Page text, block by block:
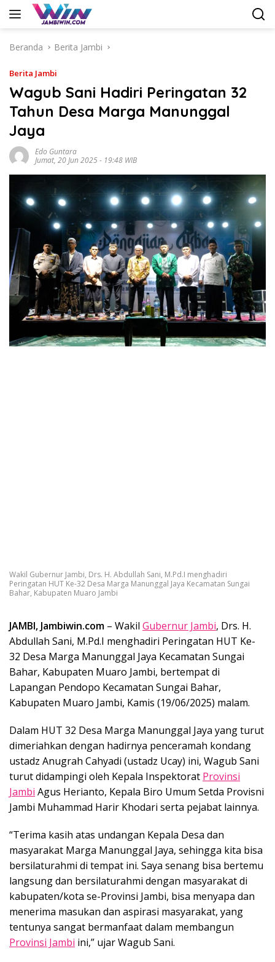
Langsung
Beranda
Berita Jambi
Berita Jambi
Wagub Sani Hadiri Peringatan 32
Tahun Desa Marga Manunggal
Jaya
Edo Guntara
Jumat, 20 Jun 2025 - 19:48 WIB
Wakil Gubernur Jambi, Drs. H. Abdullah Sani, M.Pd.I menghadiri
Peringatan HUT Ke-32 Desa Marga Manunggal Jaya Kecamatan Sungai
Bahar, Kabupaten Muaro Jambi
JAMBI, Jambiwin.com – Wakil Gubernur Jambi, Drs. H.
Abdullah Sani, M.Pd.I menghadiri Peringatan HUT Ke-
32 Desa Marga Manunggal Jaya Kecamatan Sungai
Bahar, Kabupaten Muaro Jambi, bertempat di
Lapangan Pendopo Kecamatan Sungai Bahar,
Kabupaten Muaro Jambi, Kamis (19/06/2025) malam.
Dalam HUT 32 Desa Marga Manunggal Jaya yang turut
dimeriahkan dengan hadirnya penceramah kondang
ustadz Anugrah Cahyadi (ustadz Ucay) ini, Wagub Sani
turut didampingi oleh Kepala Inspektorat Provinsi
Jambi Agus Herianto, Kepala Biro Umum Setda Provisni
Jambi Muhammad Harir Khodari serta pejabat lainnya.
“Terima kasih atas undangan Kepala Desa dan
masyarakat Marga Manunggal Jaya, sehingga kita bisa
bersilaturahmi di tempat ini. Saya senang bisa bertemu
langsung dan bersilaturahmi dengan masyarakat di
kabupaten/kota se-Provinsi Jambi, bisa menyapa dan
menerima masukan dan aspirasi masyarakat, yang
tentunya sangat bermanfaat dalam membangun
Provinsi Jambi ini,” ujar Wagub Sani.